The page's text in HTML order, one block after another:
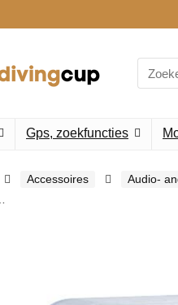
Search
for:
Gps, zoekfuncties
Accessoires Audio-